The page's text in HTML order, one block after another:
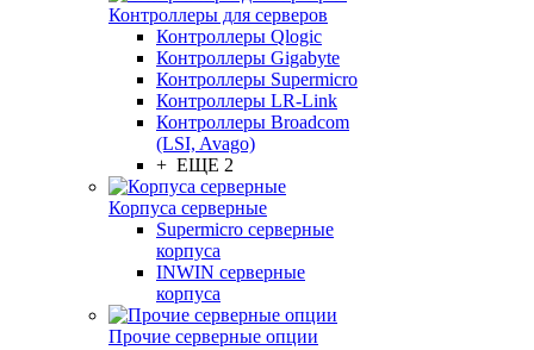
Контроллеры для серверов
Контроллеры Qlogic
Контроллеры Gigabyte
Контроллеры Supermicro
Контроллеры LR-Link
Контроллеры Broadcom
(LSI, Avago)
+ ЕЩЕ 2
Корпуса серверные
Supermicro серверные
корпуса
INWIN серверные
корпуса
Прочие серверные опции